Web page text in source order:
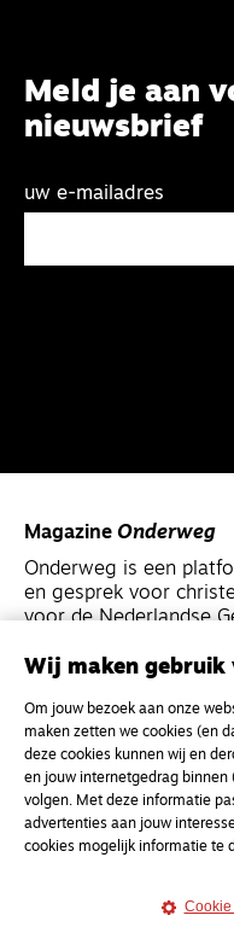
Meld je aan
nieuwsbrief
uw e-mailadres
Magazine Onderweg
Onderweg is een
en gesprek voor
voor de Nederlandse
Magazine
Onderweg
Kvk-nummer
NL46 INGB 0117 5827
Wij maken gebruik
Om jouw bezoek aan onze
maken zetten we cookies (en
deze cookies kunnen wij en
en jouw internetgedrag binnen
volgen. Met deze informatie
advertenties aan jouw
cookies mogelijk informatie te